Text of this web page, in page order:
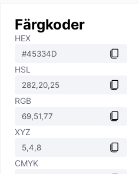
Färgkoder
HEX
HSL
RGB
XYZ
CMYK